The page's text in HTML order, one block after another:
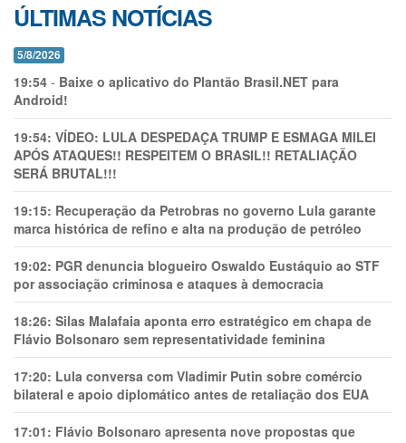
ÚLTIMAS NOTÍCIAS
5/8/2026
19:54 - Baixe o aplicativo do Plantão Brasil.NET para
Android!
19:54: VÍDEO: LULA DESPEDAÇA TRUMP E ESMAGA MILEI
APÓS ATAQUES!! RESPEITEM O BRASIL!! RETALIAÇÃO
SERÁ BRUTAL!!!
19:15: Recuperação da Petrobras no governo Lula garante
marca histórica de refino e alta na produção de petróleo
19:02: PGR denuncia blogueiro Oswaldo Eustáquio ao STF
por associação criminosa e ataques à democracia
18:26: Silas Malafaia aponta erro estratégico em chapa de
Flávio Bolsonaro sem representatividade feminina
17:20: Lula conversa com Vladimir Putin sobre comércio
bilateral e apoio diplomático antes de retaliação dos EUA
17:01: Flávio Bolsonaro apresenta nove propostas que